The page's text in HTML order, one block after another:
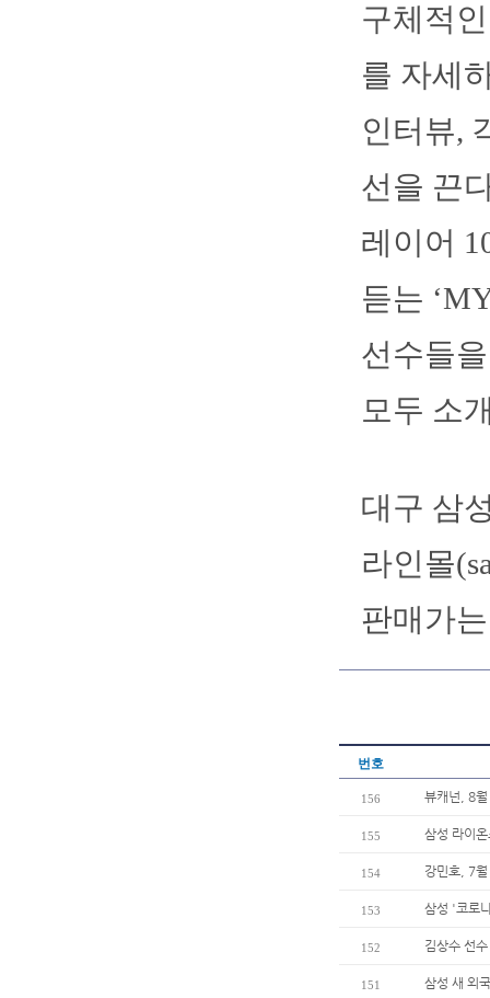
구체적
를 자세
인터뷰,
선을 끈
레이어
듣는
선수들
모두 소
대구 삼
라인몰
판매가
번호
156 뷰캐넌, 8
155 삼성 라이
154 강민호, 7
153 삼성 '코로
152 김상수 선
151 삼성 새 외